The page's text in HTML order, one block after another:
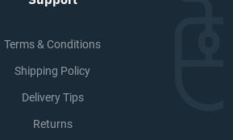
Terms & Conditions
Shipping Policy
Delivery Tips
Returns